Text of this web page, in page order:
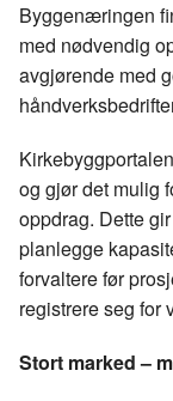
Byggenæringen
med nødvendig
avgjørende med
og gjør det mulig
oppdrag. Dette
planlegge
forvaltere før
registrere seg for
Stort marked –